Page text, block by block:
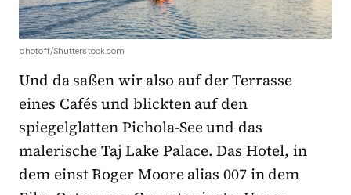
photoff/Shutterstock.com
Und da saßen wir also auf der Terrasse
eines Cafés und blickten auf den
spiegelglatten Pichola-See und das
malerische Taj Lake Palace. Das Hotel, in
dem einst Roger Moore alias 007 in dem